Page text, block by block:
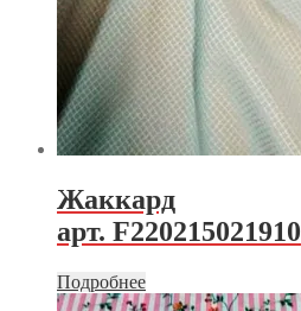
Жаккард
арт. F220215021910
Подробнее